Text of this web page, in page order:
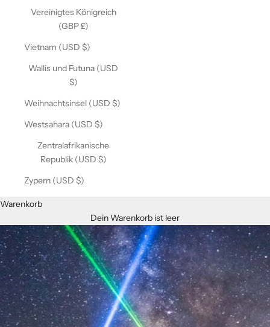
Vereinigtes Königreich
(GBP £)
Vietnam (USD $)
Wallis und Futuna (USD
$)
Weihnachtsinsel (USD $)
Westsahara (USD $)
Zentralafrikanische
Republik (USD $)
Zypern (USD $)
Warenkorb
Dein Warenkorb ist leer